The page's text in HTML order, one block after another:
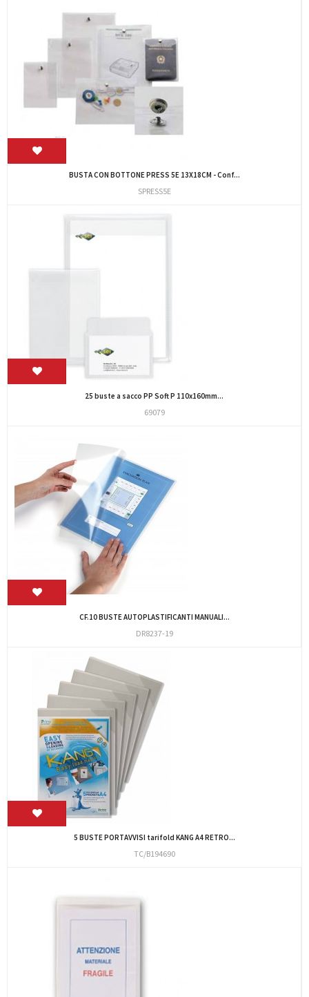
BUSTA CON BOTTONE PRESS 5E 13X18CM - Conf...
SPRESS5E
25 buste a sacco PP Soft P 110x160mm...
69079
CF.10 BUSTE AUTOPLASTIFICANTI MANUALI...
DR8237-19
5 BUSTE PORTAVVISI tarifold KANG A4 RETRO...
TC/B194690